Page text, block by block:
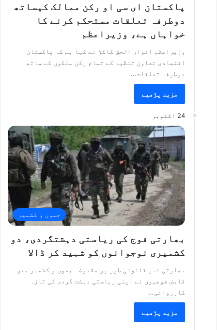
پاکستان ای سی او رکن ممالک کیساتھ
دوطرفہ تعلقات مستحکم کرنے کا
خواہاں ہے، وزیراعظم
وزیراعظم انوار الحق کاکڑ نے کہا ہے کہ پاکستان
اقتصادی تعاون تنظیم کے تمام رکن ملکوں کے ساتھ
دوطرفہ تعلقات…
مزید پڑھیے
24 اکتوبر
جموں و کشمیر
بھارتی فوج کی ریاستی دہشتگردی، دو
کشمیری نوجوانوں کو شہید کر ڈالا
بھارتی غیر قانونی طور پر مقبوضہ جموں و کشمیر میں
قابض فوجیوں نے اپنی ریاستی دہشت گردی کی تازہ
کارروائی…
مزید پڑھیے